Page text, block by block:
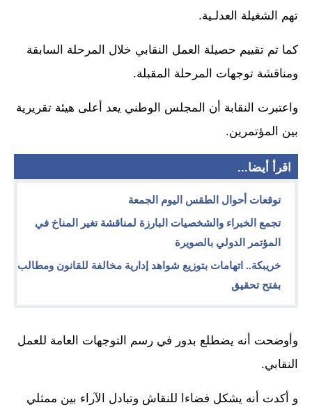
تهم الشغيلة العدلـية.
كما تم تقييم حصيلة العمل النقابي خلال المرحلة السابقة
ومناقشة توجهات المرحلة المقبلة.
واعتبرت النقابة أن المجلس الوطني يعد أعلى هيئة تقريرية
بين المؤتمرين.
اقرأ أيضا...
توقعات أحوال الطقس اليوم الجمعة
تجمع الخبراء والشخصيات البارزة لمناقشة تغير المناخ في
المؤتمر الدولي بالصويرة
خريبكة.. اتهامات بتوزيع شواهد إدارية مخالفة للقانون ومطالب
بفتح تحقيق
وأوضحت أنه يضطلع بدور في رسم التوجهات العامة للعمل
النقابي.
و أكدت أنه يشكل فضاءا للنقاش وتبادل الآراء بين ممثلي